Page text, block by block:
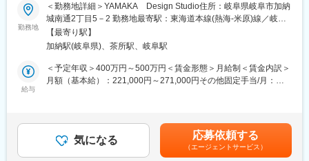
■会社の魅力・特徴
岐阜・愛知に目指し、注文住宅・自然素材住宅を提供しておりま
す。
・岐阜で創業73年の『老舗×ベンチャー』ハウスメーカー。成長
業界誌で成長率2年連続No1も獲得！
・木材店として創業した背景を活かし、「木の良さ」を伝える本
1月には三重県への進出を達成！経営者の育成や新規事業の開拓、
M&Aを進めております。
■職務内容：
当社にてプランナーとして以下の業務をお任せします。
【 詳細 】
・間取りの作成
・お客様との打ち合わせ（内装･外装･設備の仕様決め）
・予算管理
※パソコン初級レベル：Excel・Wordの出来る方。
■働きやすさ
・年休120日以上でプライベートも重視できる環境です！フレッ
クス制・リモートワークなど、お客様の都合に合わせて柔軟な勤
勤務地
＜勤務地詳細＞YAMAKA Design Studio住所：岐阜県岐阜市加納
城南通2丁目5－2 勤務地最寄駅：東海道本線(熱海-米原)線／岐阜
駅受動喫煙対策：敷地内喫煙可能場所あり
【最寄り駅】
加納駅(岐阜県)、茶所駅、岐阜駅
給与
＜予定年収＞400万円～500万円＜賃金形態＞月給制＜賃金内訳＞
月額（基本給）：221,000円～271,000円その他固定手当/月：
有＜給与補足＞■賞与：年2回（6月、12月 計3.00ヶ月分または50
万～100万円）■昇給：年1回（4月）■各種手当：あり例：住宅手
当（月２万円）・昼食手当（月3,500円）・資格手当(建築士、宅
気になる 応募依頼する
（エージェントサービス）